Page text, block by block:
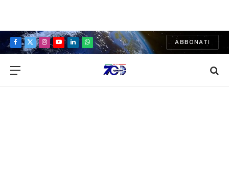
Facebook
X
Instagram
YouTubeLinkedInWhatsApp
ABBONATI